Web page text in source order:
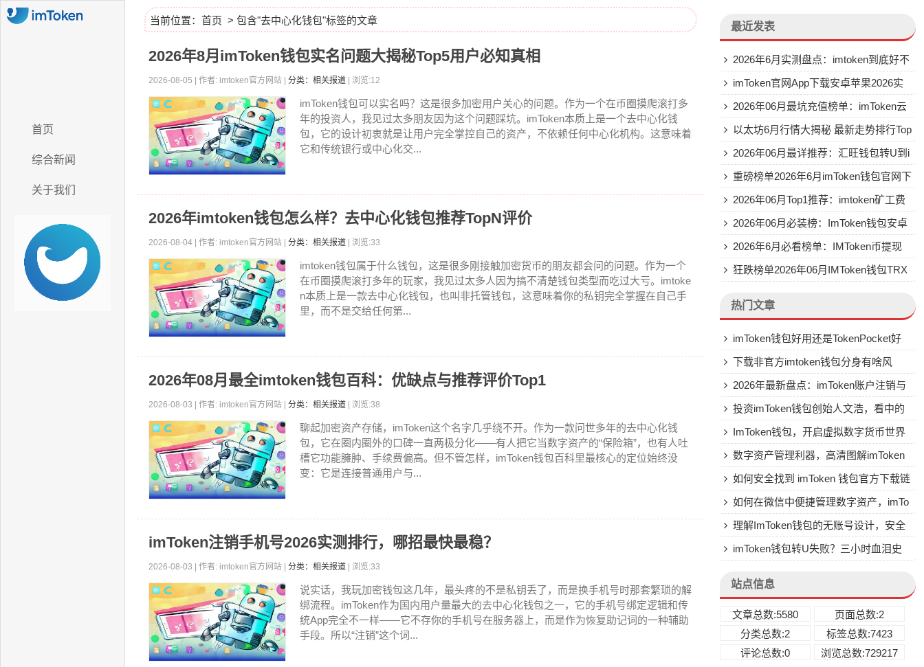
首页
综合新闻
关于我们
当前位置： 首页 > 包含"去中心化钱包"标签的文章
2026年8月imToken钱包实名问题大揭秘Top5用户必知真相
2026-08-05 | 作者: imtoken官方网站 | 分类：相关报道 | 浏览:12
imToken钱包可以实名吗？这是很多加密用户关心的问题。作为一个在币圈摸爬滚打多
年的投资人，我见过太多朋友因为这个问题踩坑。imToken本质上是一个去中心化钱
包，它的设计初衷就是让用户完全掌控自己的资产，不依赖任何中心化机构。这意味着
它和传统银行或中心化交...
2026年imtoken钱包怎么样？去中心化钱包推荐TopN评价
2026-08-04 | 作者: imtoken官方网站 | 分类：相关报道 | 浏览:33
imtoken钱包属于什么钱包，这是很多刚接触加密货币的朋友都会问的问题。作为一个
在币圈摸爬滚打多年的玩家，我见过太多人因为搞不清楚钱包类型而吃过大亏。imtoke
n本质上是一款去中心化钱包，也叫非托管钱包，这意味着你的私钥完全掌握在自己手
里，而不是交给任何第...
2026年08月最全imtoken钱包百科：优缺点与推荐评价Top1
2026-08-03 | 作者: imtoken官方网站 | 分类：相关报道 | 浏览:38
聊起加密资产存储，imToken这个名字几乎绕不开。作为一款问世多年的去中心化钱
包，它在圈内圈外的口碑一直两极分化——有人把它当数字资产的“保险箱”，也有人吐
槽它功能臃肿、手续费偏高。但不管怎样，imToken钱包百科里最核心的定位始终没
变：它是连接普通用户与...
imToken注销手机号2026实测排行，哪招最快最稳？
2026-08-03 | 作者: imtoken官方网站 | 分类：相关报道 | 浏览:33
说实话，我玩加密钱包这几年，最头疼的不是私钥丢了，而是换手机号时那套繁琐的解
绑流程。imToken作为国内用户量最大的去中心化钱包之一，它的手机号绑定逻辑和传
统App完全不一样——它不存你的手机号在服务器上，而是作为恢复助记词的一种辅助
手段。所以“注销”这个词...
最近发表
2026年6月实测盘点：imtoken到底好不
好用？Top5真实评价
imToken官网App下载安卓苹果2026实
测排行推荐
2026年06月最坑充值榜单：imToken云
钱包到底怎么样
以太坊6月行情大揭秘 最新走势排行Top
3 2026年06月最详推荐：汇旺钱包转U到i
mToken的实操排名
重磅榜单2026年6月imToken钱包官网下
载推荐评测
2026年06月Top1推荐：imtoken矿工费
怎么样 优缺点全揭秘
2026年06月必装榜：ImToken钱包安卓
版推荐
2026年6月必看榜单：IMToken币提现
四大平台推荐评测
狂跌榜单2026年06月IMToken钱包TRX
热门文章
imToken钱包好用还是TokenPocket好
用？深入对比两大热门钱包
下载非官方imtoken钱包分身有啥风
险？有啥安全替代方案？
2026年最新盘点：imToken账户注销与
密码清除终极指南，哪个方法最靠谱？
投资imToken钱包创始人文浩，看中的
是啥？为啥不直接买币？
ImToken钱包，开启虚拟数字货币世界
的安全与便捷之门
数字资产管理利器，高清图解imToken
钱包软件
如何安全找到 imToken 钱包官方下载链
接？全面指南助你避开风险
如何在微信中便捷管理数字资产，imTo
ken钱包绑定微信全指南
理解ImToken钱包的无账号设计，安全
与去中心化的本质
imToken钱包转U失败？三小时血泪史
站点信息
文章总数:5580
页面总数:2
分类总数:2
标签总数:7423
评论总数:0
浏览总数:729217